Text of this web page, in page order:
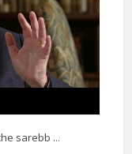
21 Hours 2 Minutes ago
sarebb ...